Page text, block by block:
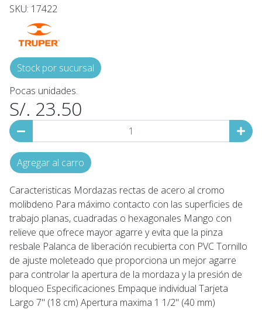
SKU: 17422
Stock por sucursal
Pocas unidades.
S/. 23.50
Agregar al carro
Caracteristicas Mordazas rectas de acero al cromo
molibdeno Para máximo contacto con las superficies de
trabajo planas, cuadradas o hexagonales Mango con
relieve que ofrece mayor agarre y evita que la pinza
resbale Palanca de liberación recubierta con PVC Tornillo
de ajuste moleteado que proporciona un mejor agarre
para controlar la apertura de la mordaza y la presión de
bloqueo Especificaciones Empaque individual Tarjeta
Largo 7" (18 cm) Apertura maxima 1 1/2" (40 mm)